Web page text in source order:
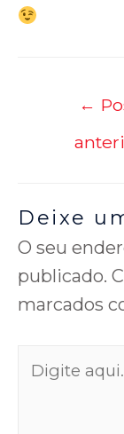
←
Deixe
O seu
publicado.
marcados